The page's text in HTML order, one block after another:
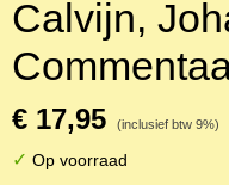
Calvijn,
€ 17,95 (inclusief btw 9%)
✓ Op voorraad